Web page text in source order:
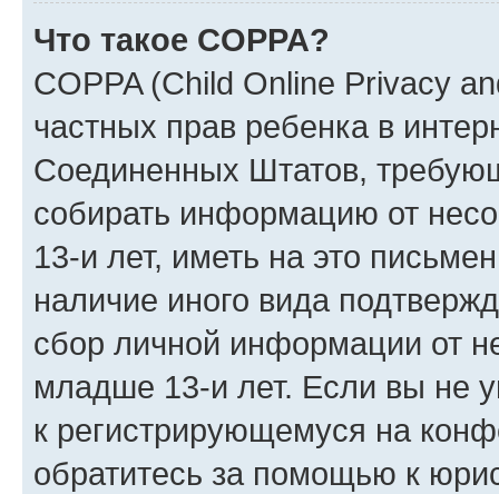
Что такое COPPA?
COPPA (Child Online Privacy
частных прав ребенка в
Соединенных Штатов,
собирать информацию от
13-и лет, иметь на это
наличие иного вида
сбор личной информации от
младше 13-и лет. Если вы не
к регистрирующемуся на
обратитесь за помощью к